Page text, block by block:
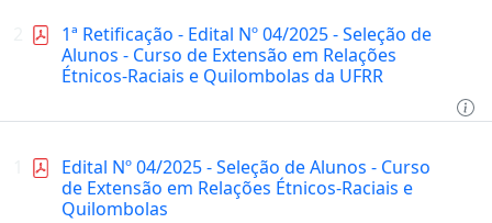
1ª Retificação - Edital Nº 04/2025 - Seleção de
Alunos - Curso de Extensão em Relações
Étnicos-Raciais e Quilombolas da UFRR
Edital Nº 04/2025 - Seleção de Alunos - Curso
de Extensão em Relações Étnicos-Raciais e
Quilombolas